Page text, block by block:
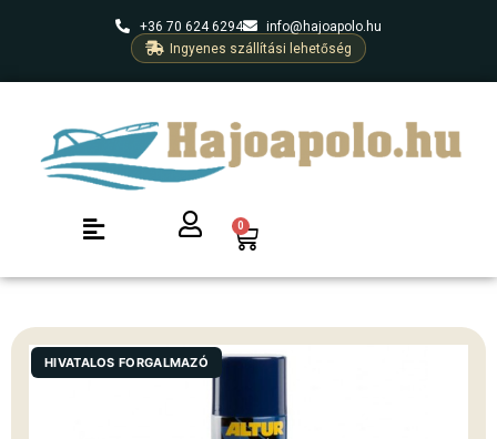
+36 70 624 6294
info@hajoapolo.hu
Ingyenes szállítási lehetőség
0
HIVATALOS FORGALMAZÓ